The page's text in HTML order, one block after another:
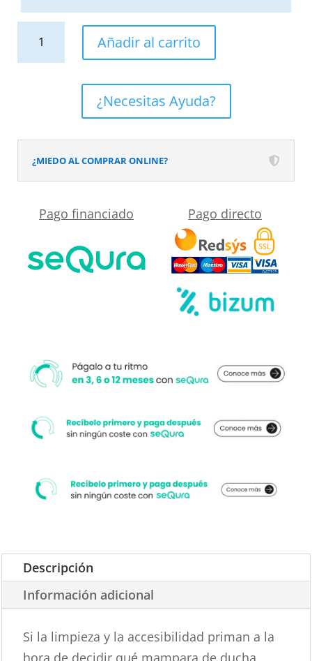
1
puerta
abatible
medida
CROMO
Añadir al carrito
¿Necesitas Ayuda?
¿MIEDO AL COMPRAR ONLINE?
Pago financiado Pago directo
Descripción
Información adicional
Si la limpieza y la accesibilidad priman a la